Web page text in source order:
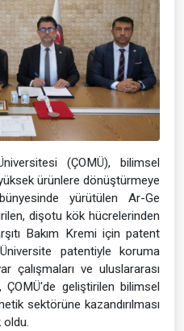
(ÇOMÜ), bilimsel
ürünlere dönüştürmeye
yürütülen Ar-Ge
dişotu kök hücrelerinden
Bakım Kremi için patent
patentiyle koruma
çalışmaları ve uluslararası
ÇOMÜ'de geliştirilen bilimsel
sektörüne kazandırılması
oldu.